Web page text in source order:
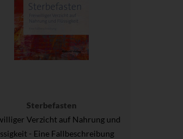
Sterbefasten
Verzicht auf Nahrung und
- Eine Fallbeschreibung